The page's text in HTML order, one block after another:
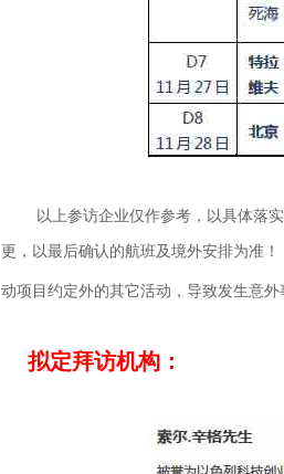
以上参访企业仅作参考，以具体落
更，以最后确认的航班及境外安排为准！
动项目约定外的其它活动，导致发生意外
拟定拜访机构：